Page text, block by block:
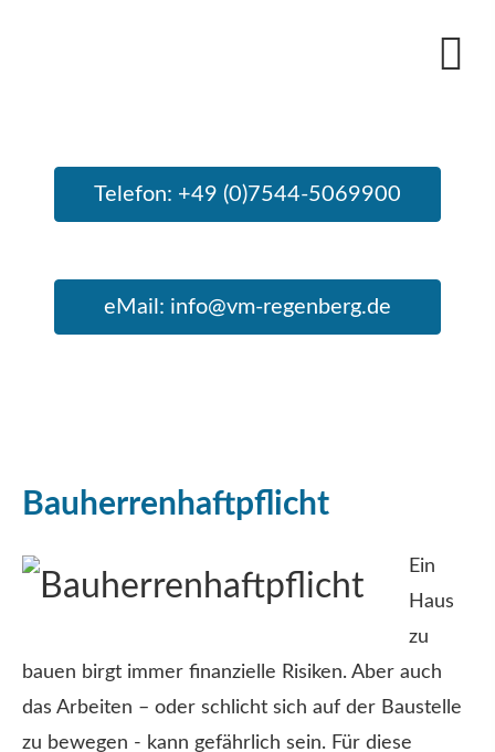
Telefon: +49 (0)7544-5069900
eMail: info@vm-regenberg.de
Bau­herren­haft­pflicht
Ein
Haus
zu
bauen birgt immer finanzielle Risiken. Aber auch
das Arbeiten – oder schlicht sich auf der Baustelle
zu bewegen - kann gefährlich sein. Für diese